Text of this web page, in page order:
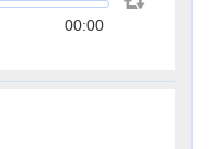
00:00